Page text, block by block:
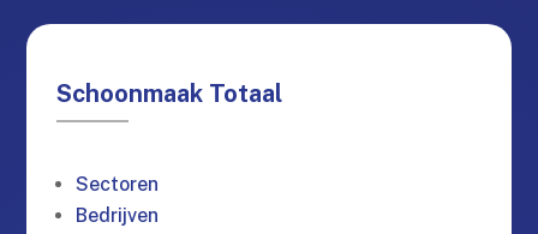
Schoonmaak Totaal
Sectoren
Bedrijven